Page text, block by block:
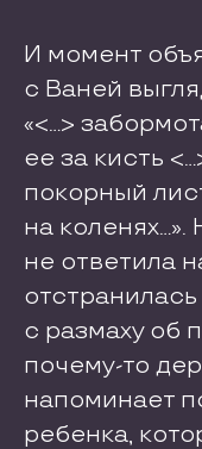
И момент
с Ваней
«<…>
ее за кисть
покорный
на коленях…».
не ответила
с размаху об
почему-то
напоминает
ребенка,